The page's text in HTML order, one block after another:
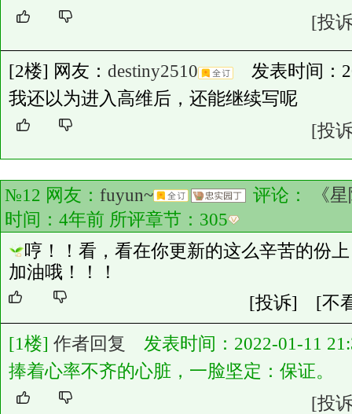
[投
[2楼] 网友： destiny2510
发表时间：
我还以为进入高维后，还能继续写呢
[投
№12 网友： fuyun~ 评论：
《
时间：4年前 所评章节： 305
哼！！看，看在你更新的这么辛苦的份
加油哦！！！
[投诉]
[不
[1楼] 作者回复
发表时间：2022-01-11
捧着心率不齐的心脏，一脸坚定：保证。
[投